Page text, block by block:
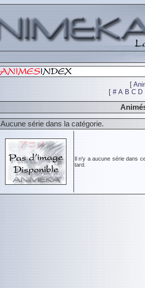
[
[ # A B C D
Aucune série dans la catégorie.
Il n'y a aucune série dans
tard.